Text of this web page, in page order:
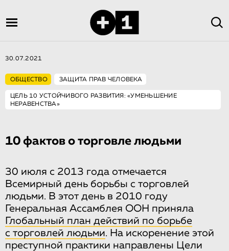
30.07.2021
ОБЩЕСТВО ЗАЩИТА ПРАВ ЧЕЛОВЕКА
ЦЕЛЬ 10 УСТОЙЧИВОГО РАЗВИТИЯ: «УМЕНЬШЕНИЕ
НЕРАВЕНСТВА»
10 фактов о торговле людьми
30 июля с 2013 года отмечается
Всемирный день борьбы с торговлей
людьми. В этот день в 2010 году
Генеральная Ассамблея ООН приняла
Глобальный план действий по борьбе
с торговлей людьми. На искоренение этой
преступной практики направлены Цели